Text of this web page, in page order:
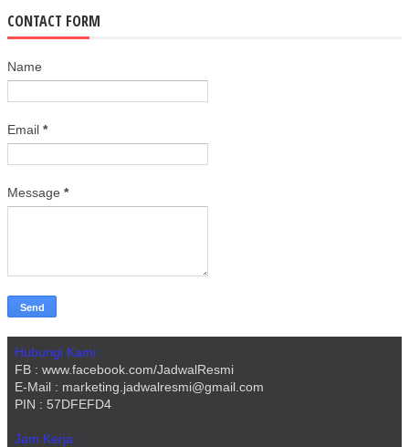
CONTACT FORM
Name
Email *
Message *
Hubungi Kami :
FB : www.facebook.com/JadwalResmi
E-Mail : marketing.jadwalresmi@gmail.com
PIN : 57DFEFD4
Jam Kerja :